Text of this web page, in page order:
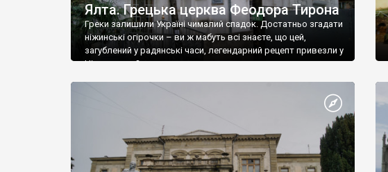
Ялта. Грецька церква Феодора Тирона
Греки залишили Україні чималий спадок. Достатньо згадати
ніжинські огірочки – ви ж мабуть всі знаєте, що цей,
загублений у радянські часи, легендарний рецепт привезли у
Ніжин греки?